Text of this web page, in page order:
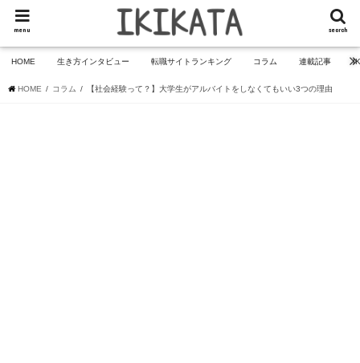
search
menu
HOME 生き方インタビュー 転職サイトランキング コラム 連載記事
HOME コラム 【社会経験って？】大学生がアルバイトをしなくてもいい3つの理由